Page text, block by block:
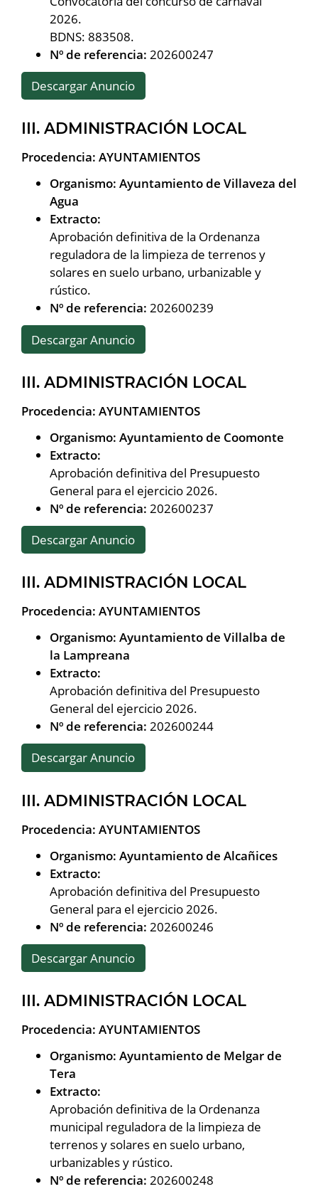
2026.
BDNS: 883508.
Nº de referencia: 202600247
Descargar Anuncio
III. ADMINISTRACIÓN LOCAL
Procedencia: AYUNTAMIENTOS
Organismo: Ayuntamiento de Villaveza del
Agua
Extracto:
Aprobación definitiva de la Ordenanza
reguladora de la limpieza de terrenos y
solares en suelo urbano, urbanizable y
rústico.
Nº de referencia: 202600239
Descargar Anuncio
III. ADMINISTRACIÓN LOCAL
Procedencia: AYUNTAMIENTOS
Organismo: Ayuntamiento de Coomonte
Extracto:
Aprobación definitiva del Presupuesto
General para el ejercicio 2026.
Nº de referencia: 202600237
Descargar Anuncio
III. ADMINISTRACIÓN LOCAL
Procedencia: AYUNTAMIENTOS
Organismo: Ayuntamiento de Villalba de
la Lampreana
Extracto:
Aprobación definitiva del Presupuesto
General del ejercicio 2026.
Nº de referencia: 202600244
Descargar Anuncio
III. ADMINISTRACIÓN LOCAL
Procedencia: AYUNTAMIENTOS
Organismo: Ayuntamiento de Alcañices
Extracto:
Aprobación definitiva del Presupuesto
General para el ejercicio 2026.
Nº de referencia: 202600246
Descargar Anuncio
III. ADMINISTRACIÓN LOCAL
Procedencia: AYUNTAMIENTOS
Organismo: Ayuntamiento de Melgar de
Tera
Extracto:
Aprobación definitiva de la Ordenanza
municipal reguladora de la limpieza de
terrenos y solares en suelo urbano,
urbanizables y rústico.
Nº de referencia: 202600248